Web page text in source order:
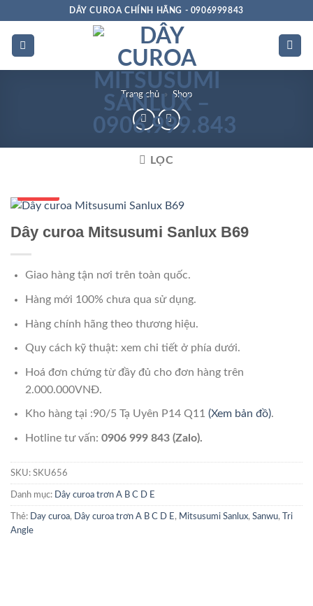
dung
DÂY CUROA CHÍNH HÃNG - 0906999843
Trang chủ » Shop
LỌC
Dây curoa Mitsusumi Sanlux B69
Giao hàng tận nơi trên toàn quốc.
Hàng mới 100% chưa qua sử dụng.
Hàng chính hãng theo thương hiệu.
Quy cách kỹ thuật: xem chi tiết ở phía dưới.
Hoá đơn chứng từ đầy đủ cho đơn hàng trên
2.000.000VNĐ.
Kho hàng tại :90/5 Tạ Uyên P14 Q11 (Xem bản đồ).
Hotline tư vấn: 0906 999 843 (Zalo).
SKU: SKU656
Danh mục: Dây curoa trơn A B C D E
Thẻ: Day curoa, Dây curoa trơn A B C D E , Mitsusumi Sanlux, Sanwu,
Tri
Angle